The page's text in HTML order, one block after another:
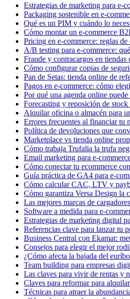
Estrategias de marketing para e-
Packaging sostenible en e-
Qué es un PIM y cuándo lo
Cómo montar un e-commerce
Pricing en e-commerce: reglas
A/B testing para e-commerce:
Fraude y contracargos en
Cómo configurar copias de
Pan de Setas: tienda online de
Pagos en e-commerce: cómo
Por qué una agenda online
Forecasting y reposición de
Alquilar oficina o almacén para
Errores frecuentes al financiar tu
Política de devoluciones que
Marketplace vs tienda online
Cómo trabaja Trufalia la trufa
Email marketing para e-
Cómo conectar tu ecommerce
Guía práctica de GA4 para e-
Cómo calcular CAC, LTV y
Cómo garantiza Versa Design la
Las mejores marcas de
Software a medida para e-
Estrategias de marketing digital
Referencias clave para lanzar tu
Business Central con Ekamat:
Consejos para elegir el mejor
¿Cómo afecta la bajada del
Team building para empresas
Las claves para vivir de rentas y
Claves para reformar para
Técnicas para atraer la